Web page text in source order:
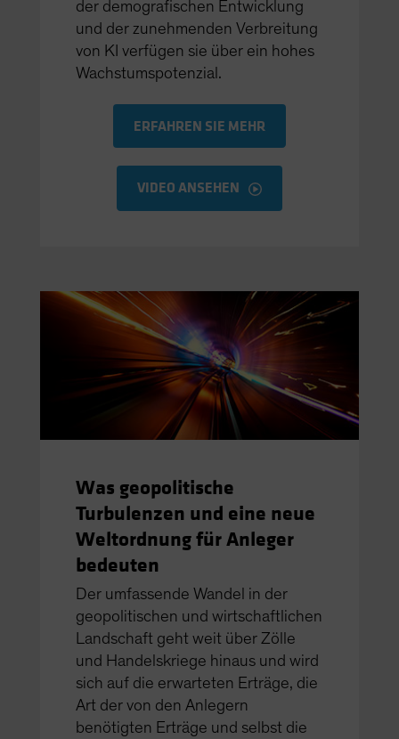
der demografischen Entwicklung
und der zunehmenden Verbreitung
von KI verfügen sie über ein hohes
Wachstumspotenzial.
ERFAHREN SIE MEHR
VIDEO ANSEHEN
Was geopolitische
Turbulenzen und eine neue
Weltordnung für Anleger
bedeuten
Der umfassende Wandel in der
geopolitischen und wirtschaftlichen
Landschaft geht weit über Zölle
und Handelskriege hinaus und wird
sich auf die erwarteten Erträge, die
Art der von den Anlegern
benötigten Erträge und selbst die